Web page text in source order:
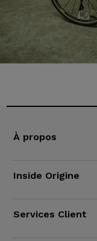
À propos
Inside Origine
Services Client